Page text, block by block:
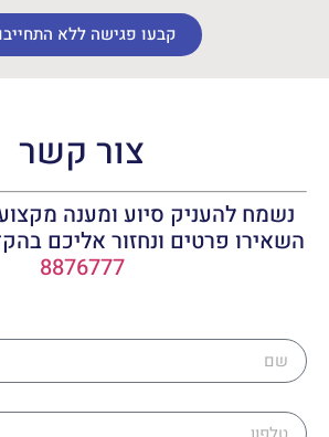
קבעו פגישה ללא
צור קשר
נשמח להעניק סיוע ומענה
השאירו פרטים ונחזור אליכם
8876777